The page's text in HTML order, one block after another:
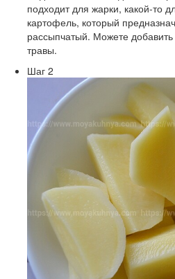
подходит для жарки, какой-то
картофель, который
рассыпчатый. Можете
травы.
Шаг 2